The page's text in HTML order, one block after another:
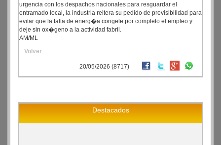
urgencia con los despachos nacionales para resguardar el
entramado local, la industria reitera su pedido de previsibilidad para
evitar que la falta de energ�a congele por completo el empleo y
deje sin ox�geno a la actividad fabril.
AM/ML
Volver
20/05/2026 (8717)
Destacados